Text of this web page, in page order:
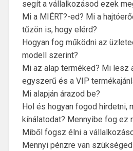
segít a vállalkozásod ezek
Mi a MIÉRT?-ed? Mi a
tűzön is, hogy elérd?
Hogyan fog működni az
modell szerint?
Mi az alap terméked? Mi lesz
egyszerű és a VIP
Mi alapján árazod be?
Hol és hogyan fogod hirdetni,
kínálatodat? Mennyibe fog ez
Miből fogsz élni a
Mennyi pénzre van